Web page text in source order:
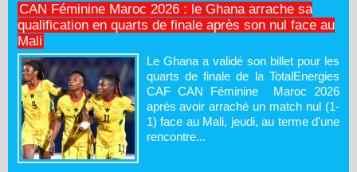
CAN Féminine Maroc 2026 : le Ghana arrache sa
qualification en quarts de finale après son nul face au
Mali
Le Ghana a validé son billet pour les
quarts de finale de la TotalEnergies
CAF CAN Féminine Maroc 2026
après avoir arraché un match nul (1-
1) face au Mali, jeudi, au terme d'une
rencontre...